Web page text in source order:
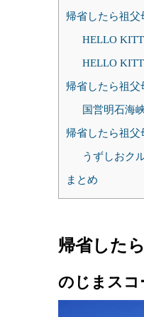
帰省したら祖
HELLO
HELLO
帰省したら祖
国営明石海
帰省したら祖
うずしおク
まとめ
帰省した
のじまスコ